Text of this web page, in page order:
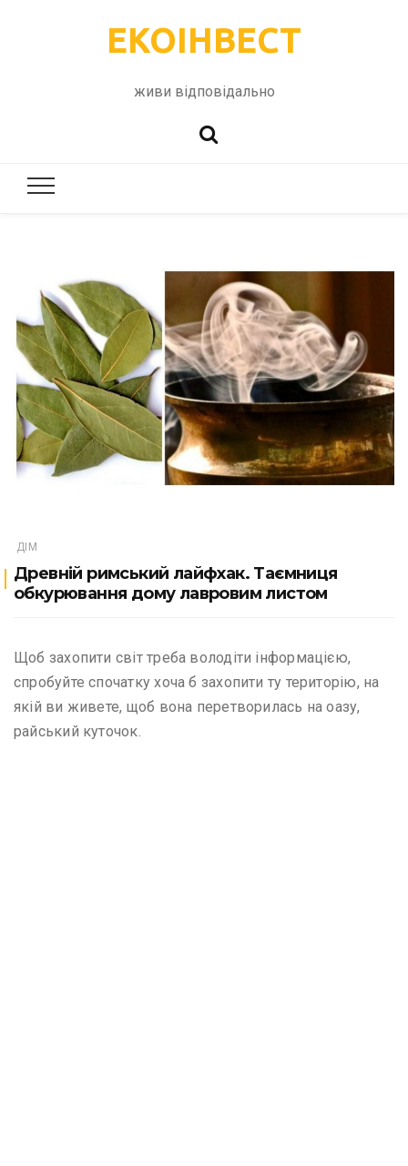
ЕКОІНВЕСТ
живи відповідально
ДІМ
Древній римський лайфхак. Таємниця
обкурювання дому лавровим листом
Щоб захопити світ треба володіти інформацією,
спробуйте спочатку хоча б захопити ту територію, на
якій ви живете, щоб вона перетворилась на оазу,
райський куточок.